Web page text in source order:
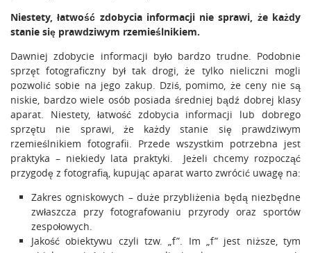
Niestety, łatwość zdobycia informacji nie sprawi, że każdy
stanie się prawdziwym rzemieślnikiem.
Dawniej zdobycie informacji było bardzo trudne. Podobnie
sprzęt fotograficzny był tak drogi, że tylko nieliczni mogli
pozwolić sobie na jego zakup. Dziś, pomimo, że ceny nie są
niskie, bardzo wiele osób posiada średniej bądź dobrej klasy
aparat. Niestety, łatwość zdobycia informacji lub dobrego
sprzętu nie sprawi, że każdy stanie się prawdziwym
rzemieślnikiem fotografii. Przede wszystkim potrzebna jest
praktyka – niekiedy lata praktyki. Jeżeli chcemy rozpocząć
przygodę z fotografią, kupując aparat warto zwrócić uwagę na:
Zakres ogniskowych – duże przybliżenia będą niezbędne
zwłaszcza przy fotografowaniu przyrody oraz sportów
zespołowych.
Jakość obiektywu czyli tzw. „f”. Im „f” jest niższe, tym